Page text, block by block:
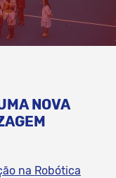
NOVA
na Robótica